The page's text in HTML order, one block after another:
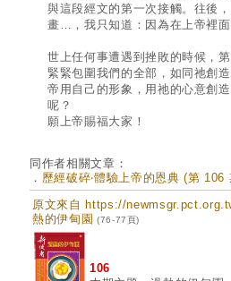
與這段經文的第一次接觸。往後
畫…，我只知道：因為在上帝裡
世上任何事遭遇到挫敗的時候，
緊緊包圍我們的全部，如同祂創
帝用自己的形象，用祂的心意創
呢？
願上帝賜福大家！
同作者相關文章：
． 歷經破碎‧體驗上帝的恩典 (第 106
原文來自 https://
熱的伊甸園 (76-77頁)
106